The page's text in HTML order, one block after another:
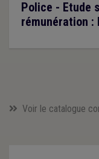
Police - Etude
rémunération :
Voir le catalogue